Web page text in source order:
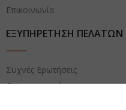
Επικοινωνία
ΕΞΥΠΗΡΕΤΗΣΗ ΠΕΛΑΤΩΝ
Συχνές Ερωτήσεις
Ο Λογαριασμός μου